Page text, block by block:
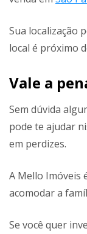
Sua localização
local é próximo
Vale a
Sem dúvida
pode te ajudar
em perdizes.
A Mello Imóveis
acomodar a
Se você quer